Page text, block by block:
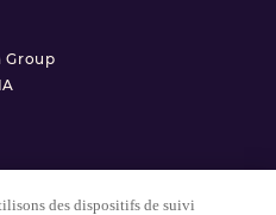
Group
des dispositifs de suivi